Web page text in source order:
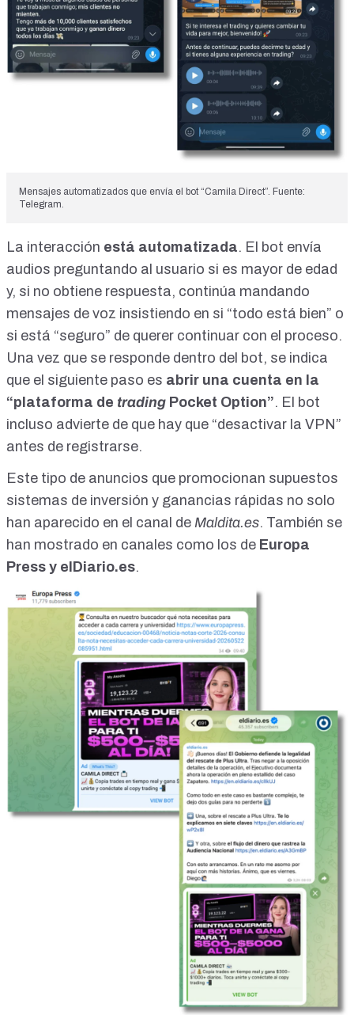
Mensajes automatizados que envía el bot “Camila Direct”. Fuente:
Telegram.
La interacción está automatizada. El bot envía
audios preguntando al usuario si es mayor de edad
y, si no obtiene respuesta, continúa mandando
mensajes de voz insistiendo en si “todo está bien” o
si está “seguro” de querer continuar con el proceso.
Una vez que se responde dentro del bot, se indica
que el siguiente paso es abrir una cuenta en la
“plataforma de trading Pocket Option”. El bot
incluso advierte de que hay que “desactivar la VPN”
antes de registrarse.
Este tipo de anuncios que promocionan supuestos
sistemas de inversión y ganancias rápidas no solo
han aparecido en el canal de Maldita.es. También se
han mostrado en canales como los de Europa
Press y elDiario.es.